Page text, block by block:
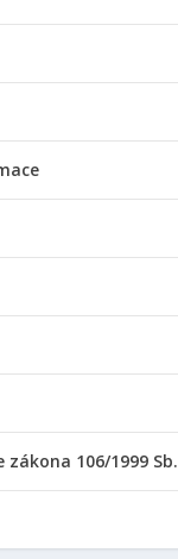
106/1999 Sb.